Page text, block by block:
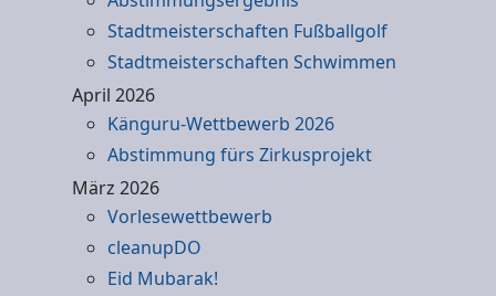
Stadtmeisterschaften Fußballgolf
Stadtmeisterschaften Schwimmen
April 2026
Känguru-Wettbewerb 2026
Abstimmung fürs Zirkusprojekt
März 2026
Vorlesewettbewerb
cleanupDO
Eid Mubarak!